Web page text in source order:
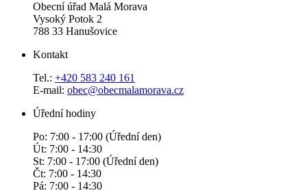
Obecní úřad Malá Morava
Vysoký Potok 2
788 33 Hanušovice
Kontakt
Tel.: +420 583 240 161
E-mail: obec@obecmalamorava.cz
Úřední hodiny
Po: 7:00 - 17:00 (Úřední den)
Út: 7:00 - 14:30
St: 7:00 - 17:00 (Úřední den)
Čt: 7:00 - 14:30
Pá: 7:00 - 14:30